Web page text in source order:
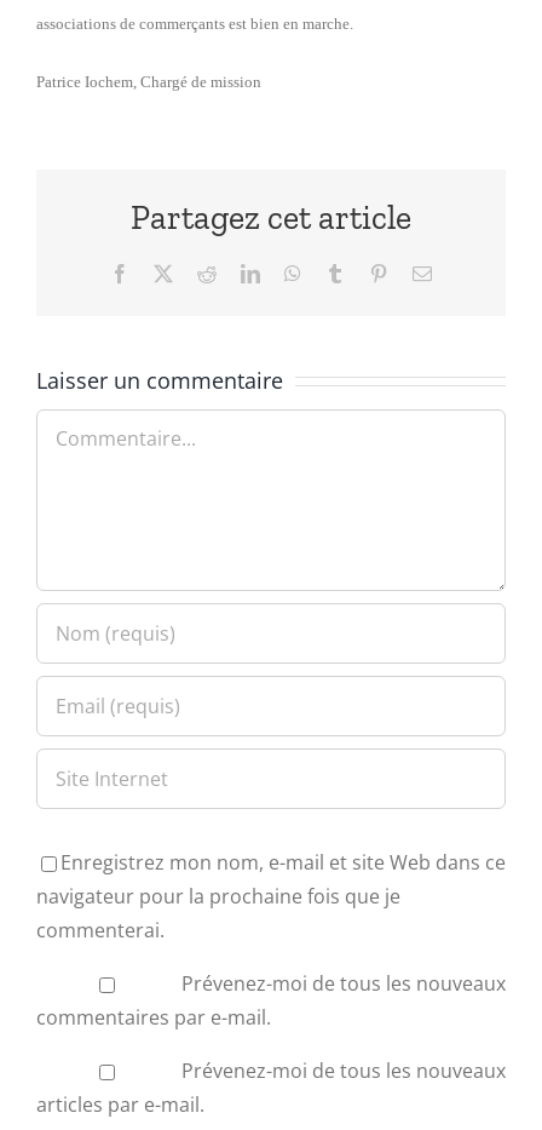
associations de commerçants est bien en marche.
Patrice Iochem, Chargé de mission
Partagez cet article
Facebook RedditLinkedInWhatsApp
Tumblr PinterestEmail
Laisser un commentaire
Commentaire
Enregistrez mon nom, e-mail et site Web dans ce
navigateur pour la prochaine fois que je
commenterai.
Prévenez-moi de tous les nouveaux
commentaires par e-mail.
Prévenez-moi de tous les nouveaux
articles par e-mail.